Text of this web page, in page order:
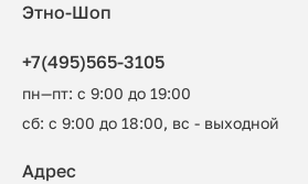
Этно-Шоп
+7(495)565-3105
пн—пт: с 9:00 до 19:00
сб: с 9:00 до 18:00, вс - выходной
Адрес